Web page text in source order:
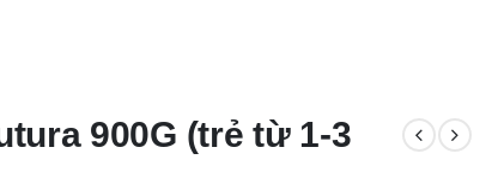
900G (trẻ từ 1-3